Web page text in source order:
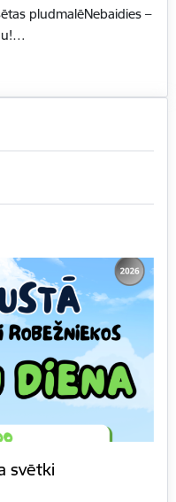
pludmalēNebaidies –
svētki